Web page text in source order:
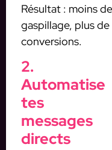
Résultat : moins de
gaspillage, plus de
conversions.
2.
Automatise
tes
messages
directs